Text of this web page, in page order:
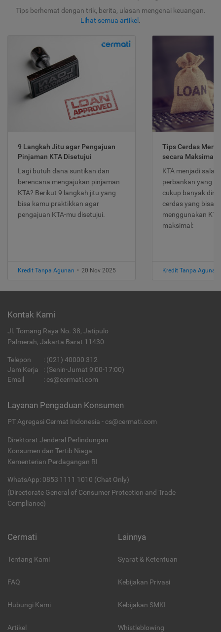
Tips berhemat dengan trik, berita, ulasan mengenai keuangan.
Lihat semua artikel .
9 Langkah Jitu agar Pengajuan
Pinjaman KTA Disetujui
Lagi butuh dana suntikan dan
berencana mengajukan pinjaman
KTA? Berikut 9 langkah jitu yang
bisa kamu praktikkan agar
pengajuan KTA-mu disetujui.
Kredit Tanpa Agunan • 20 Nov 2025
Tips Cerdas
secara Maksimal
KTA menjadi
perbankan yang
cukup banyak
cerdas yang bisa
menggunakan
maksimal:
Kredit Tanpa Agunan
Kontak Kami
Jl. Tomang Raya No. 38, Jatipulo
Palmerah, Jakarta Barat 11430
Telepon : (021) 40000 312
Jam Kerja
: (Senin-Jumat 9:00-17:00)
Email
: cs@cermati.com
Layanan Pengaduan Konsumen
PT Agregasi Cermat Indonesia - cs@cermati.com
Direktorat Jenderal Perlindungan
Konsumen dan Tertib Niaga
Kementerian Perdagangan RI
WhatsApp: 0853 1111 1010 (Chat Only)
(Directorate General of Consumer Protection and Trade
Compliance)
Cermati
Tentang Kami
FAQ
Hubungi Kami
Artikel
Lainnya
Syarat & Ketentuan
Kebijakan Privasi
Kebijakan SMKI
Whistleblowing